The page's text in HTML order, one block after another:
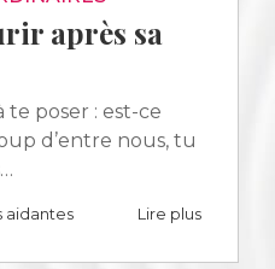
après sa
te poser : est-ce
d’entre nous, tu
aidantes Lire plus